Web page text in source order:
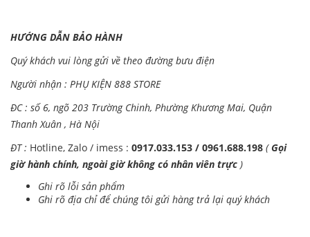
HƯỚNG DẪN BẢO HÀNH
Quý khách vui lòng gửi về theo đường bưu điện
Người nhận : PHỤ KIỆN 888 STORE
ĐC : số 6, ngõ 203 Trường Chinh, Phường Khương Mai, Quận
Thanh Xuân , Hà Nội
ĐT : Hotline, Zalo / imess : 0917.033.153 / 0961.688.198 ( Gọi
giờ hành chính, ngoài giờ không có nhân viên trực )
Ghi rõ lỗi sản phẩm
Ghi rõ địa chỉ để chúng tôi gửi hàng trả lại quý khách